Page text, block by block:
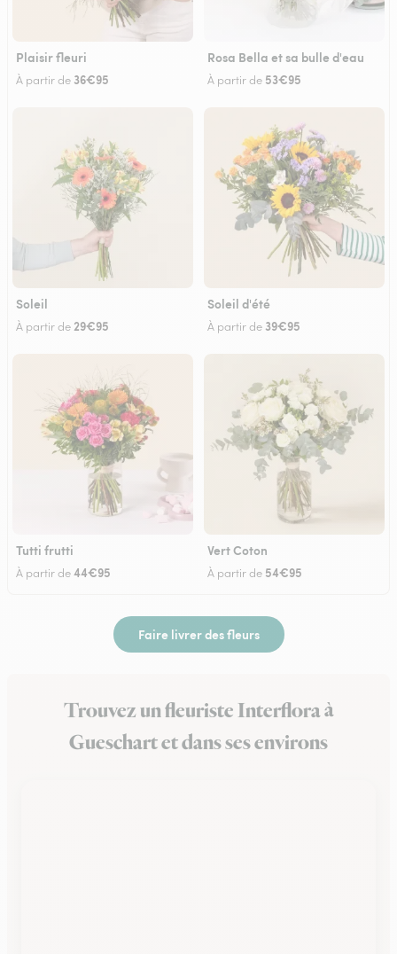
Plaisir fleuri
À partir de 36€95
Rosa Bella et sa bulle d'eau
À partir de 53€95
Soleil
À partir de29€95
Soleil d'été
À partir de 39€95
Tutti frutti
À partir de44€95
Vert Coton
À partir de 54€95
Faire livrer des fleurs
Trouvez un fleuriste Interflora à
Gueschart et dans ses environs